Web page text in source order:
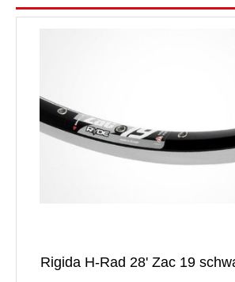
Rigida H-Rad 28' Zac 19